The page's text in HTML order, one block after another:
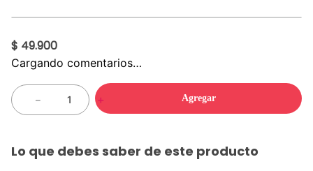
$ 49.900
Cargando comentarios…
＋
－ Agregar
Lo que debes saber de este producto